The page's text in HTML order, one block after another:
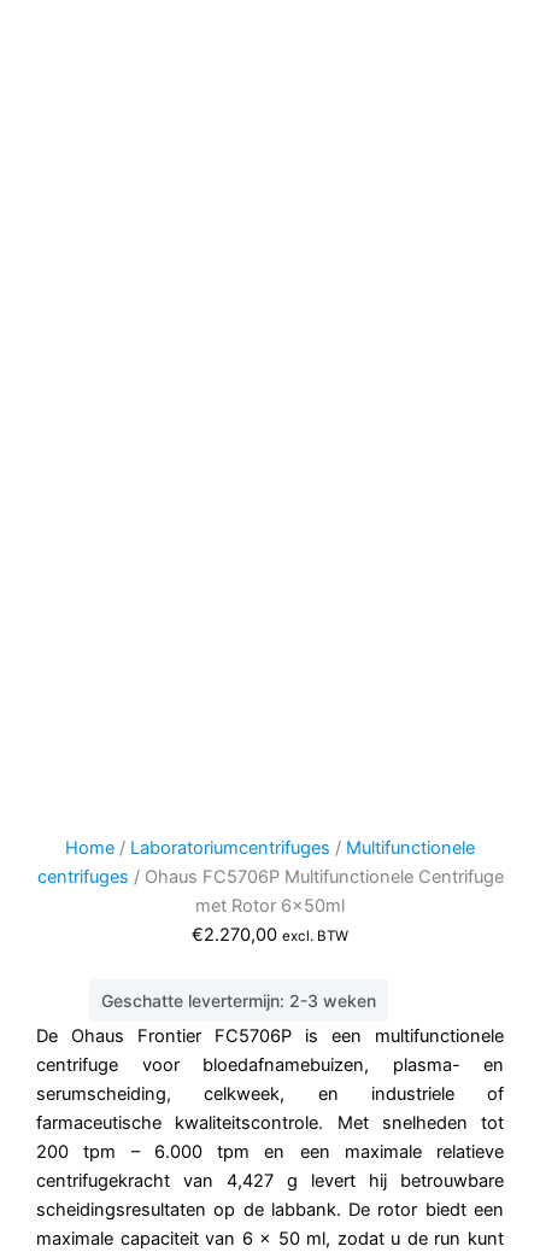
Home / Laboratoriumcentrifuges / Multifunctionele
centrifuges / Ohaus FC5706P Multifunctionele Centrifuge
met Rotor 6x50ml
€2.270,00 excl. BTW
Geschatte levertermijn: 2-3 weken
De Ohaus Frontier FC5706P is een multifunctionele
centrifuge voor bloedafnamebuizen, plasma- en
serumscheiding, celkweek, en industriele of
farmaceutische kwaliteitscontrole. Met snelheden tot
200 tpm – 6.000 tpm en een maximale relatieve
centrifugekracht van 4,427 g levert hij betrouwbare
scheidingsresultaten op de labbank. De rotor biedt een
maximale capaciteit van 6 x 50 ml, zodat u de run kunt